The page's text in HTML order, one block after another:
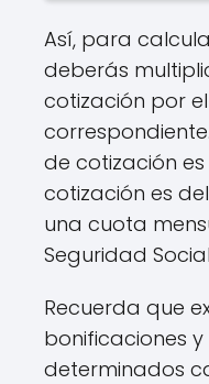
Así, para
deberás
cotización por
de cotización es
cotización es
una cuota
Seguridad
Recuerda que
bonificaciones
determinados